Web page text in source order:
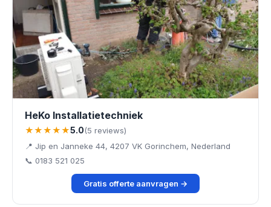
HeKo Installatietechniek
★★★★★5.0(5 reviews)
📍 Jip en Janneke 44, 4207 VK Gorinchem, Nederland
📞 0183 521 025
Gratis offerte aanvragen →